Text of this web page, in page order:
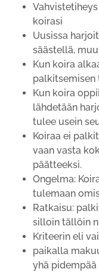
koirasi
Uusissa
säästellä,
Kun koira
palkitsemisen
Kun koira
lähdetään
tulee usein
Koiraa ei
vaan vasta
päätteeksi.
Ongelma:
tulemaan
Ratkaisu:
silloin tällöin
Kriteerin eli
paikalla
yhä